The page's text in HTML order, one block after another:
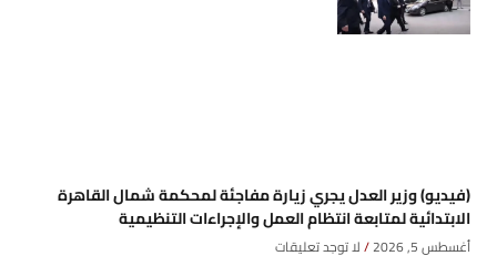
(فيديو) وزير العدل يجري زيارة مفاجئة لمحكمة شمال القاهرة
الابتدائية لمتابعة انتظام العمل والإجراءات التنظيمية
أغسطس 5, 2026 لا توجد تعليقات